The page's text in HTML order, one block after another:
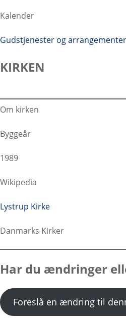
a
i
…
Kalender
Gudstjenester og arrangementer
KIRKEN
Om kirken
Byggeår
1989
Wikipedia
Lystrup Kirke
Danmarks Kirker
Har du ændringer
Foreslå en ændring til